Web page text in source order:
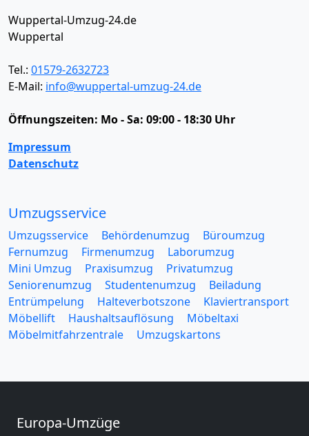
Wuppertal-Umzug-24.de
Wuppertal
Tel.: 01579-2632723
E-Mail: info@wuppertal-umzug-24.de
Öffnungszeiten: Mo - Sa: 09:00 - 18:30 Uhr
Impressum
Datenschutz
Umzugsservice
Umzugsservice Behördenumzug
Büroumzug
Fernumzug
Firmenumzug
Laborumzug
Mini Umzug
Praxisumzug
Privatumzug
Seniorenumzug
Studentenumzug
Beiladung
Entrümpelung
Halteverbotszone
Klaviertransport
Möbellift
Haushaltsauflösung
Möbeltaxi
Möbelmitfahrzentrale
Umzugskartons
Europa-Umzüge